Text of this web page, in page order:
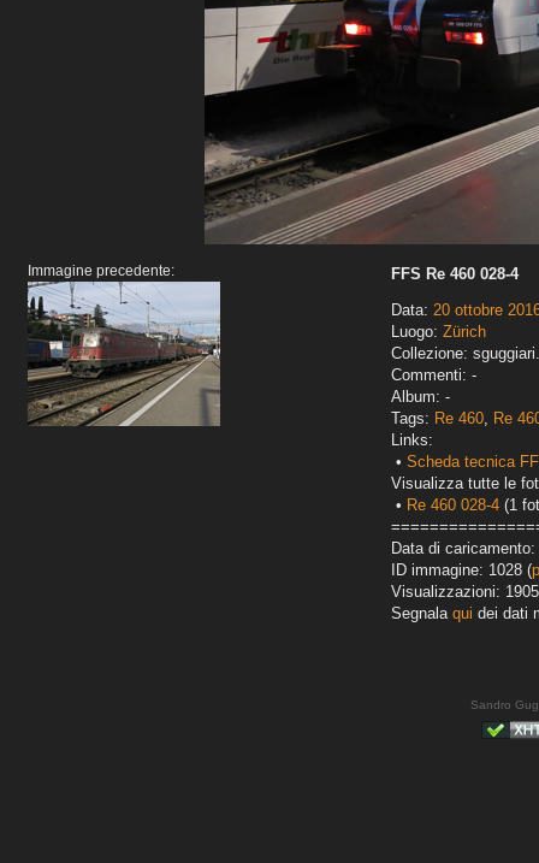
Immagine precedente:
FFS Re 460 028-4
Data: 20 ottobre
Luogo: Zürich
Collezione:
Commenti: -
Album: -
Tags: Re 460, Re
Links:
• Scheda tecnica
Visualizza tutte le
• Re 460 028-4 (1
Data di caricamento:
ID immagine: 1028 (
Visualizzazioni: 1905
Segnala qui dei dati
Sandro